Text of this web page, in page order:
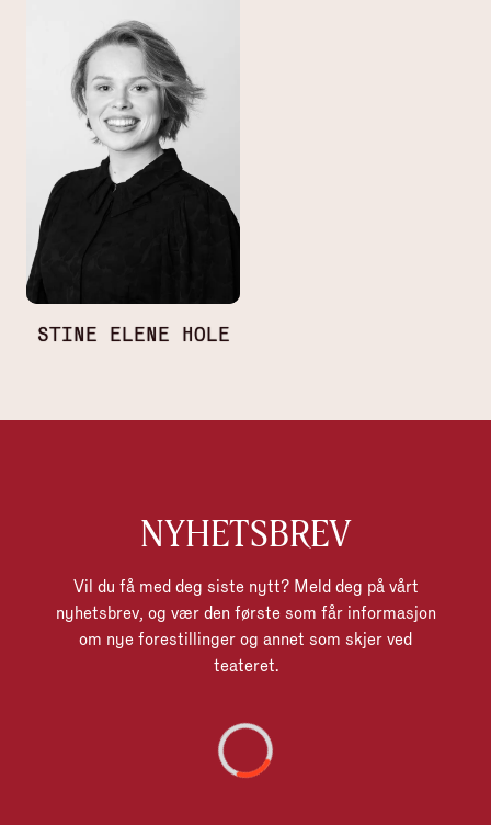
STINE ELENE HOLE
NYHETSBREV
Vil du få med deg siste nytt? Meld deg på vårt
nyhetsbrev, og vær den første som får informasjon
om nye forestillinger og annet som skjer ved
teateret.